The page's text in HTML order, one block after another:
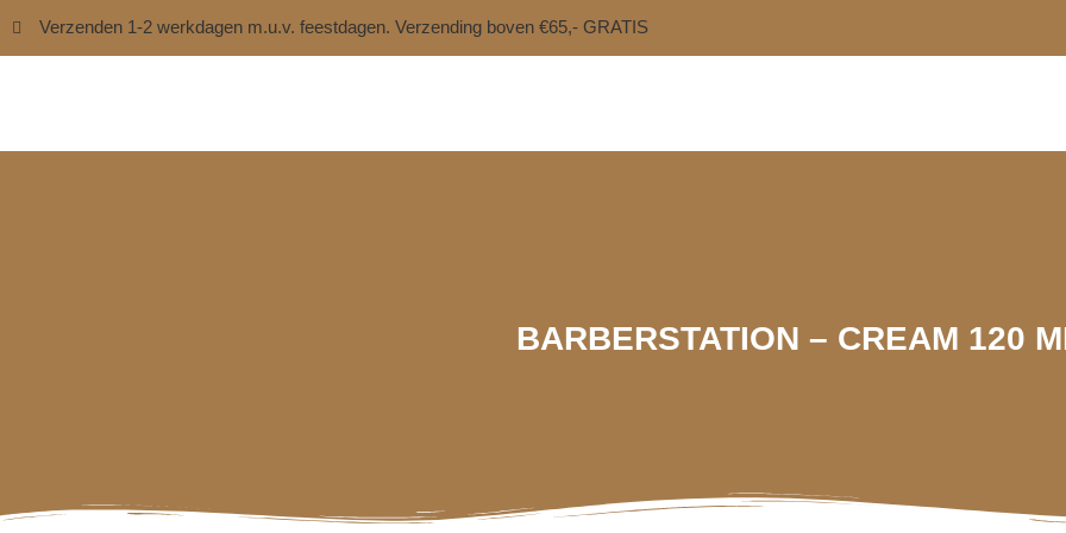
Verzenden 1-2 werkdagen m.u.v. feestdagen. Verzending boven €65,- GRATIS
BARBERSTATION – CREAM 120